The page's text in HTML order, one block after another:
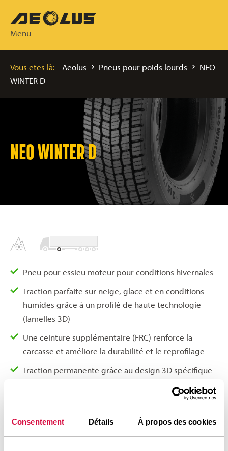
Consentement Détails À propos des cookies
Menu
Vous etes là: Aeolus Pneus pour poids lourds
NEO
WINTER D
NEO WINTER D
Pneu pour essieu moteur pour conditions hivernales
Traction parfaite sur neige, glace et en conditions
humides grâce à un profilé de haute technologie
(lamelles 3D)
Une ceinture supplémentaire (FRC) renforce la
carcasse et améliore la durabilité et le reprofilage
Traction permanente grâce au design 3D spécifique
Modèle d’usure uniforme grâce à son design à
Longévité exceptionnelle grâce à la couche anti-
usure supplémentaire dans le composé de bande de